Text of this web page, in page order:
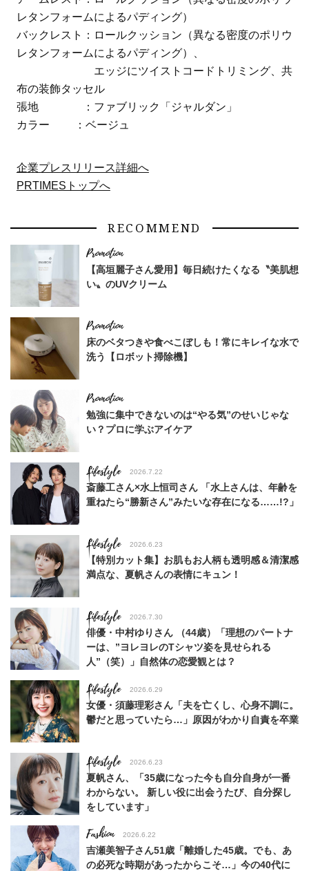
レタンフォームによるパディング）
バックレスト：ロールクッション（異なる密度のポリウ
レタンフォームによるパディング）、
エッジにツイストコードトリミング、共
布の装飾タッセル
張地 ：ファブリック「ジャルダン」
カラー ：ベージュ
企業プレスリリース詳細へ
PRTIMESトップへ
RECOMMEND
【高垣麗子さん愛用】毎日続けたくなる〝美肌想
い〟のUVクリーム
床のベタつきや食べこぼしも！常にキレイな水で
洗う【ロボット掃除機】
勉強に集中できないのは“やる気”のせいじゃな
い？プロに学ぶアイケア
Lifestyle 2026.7.22
斎藤工さん×水上恒司さん 「水上さんは、年齢を
重ねたら“勝新さん”みたいな存在になる……!?」
Lifestyle 2026.6.23
【特別カット集】お肌もお人柄も透明感＆清潔感
満点な、夏帆さんの表情にキュン！
Lifestyle 2026.7.30
俳優・中村ゆりさん （44歳）「理想のパートナ
ーは、”ヨレヨレのTシャツ姿を見せられる
人”（笑）」自然体の恋愛観とは？
Lifestyle 2026.6.29
女優・須藤理彩さん「夫を亡くし、心身不調に。
鬱だと思っていたら…」原因がわかり自責を卒業
Lifestyle 2026.6.23
夏帆さん、「35歳になった今も自分自身が一番
わからない。 新しい役に出会うたび、自分探し
をしています」
Fashion 2026.6.22
吉瀬美智子さん51歳「離婚した45歳。でも、あ
の必死な時期があったからこそ…」今の40代に